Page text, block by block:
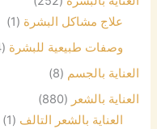
علاج مشاكل البشرة (1)
وصفات طبيعية للبشرة (4)
العناية بالجسم (8)
العناية بالشعر (880)
العناية بالشعر التالف (1)